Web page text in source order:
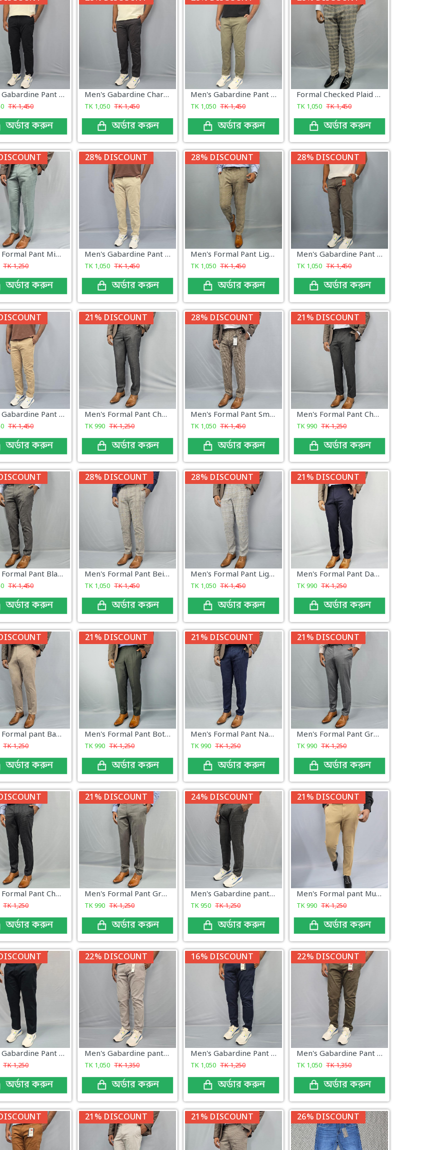
Men's Gabardine Pant Black
TK1,450
অর্ডার করুন
Men's Gabardine Charcoal Gray
TK 1,050 TK1,450
অর্ডার করুন
Men's Gabardine Pant Lite green
TK 1,050 TK1,450
অর্ডার করুন
Formal Checked Plaid Pattern
TK 1,050 TK1,450
অর্ডার করুন
Men's Formal Pant Mint Green New
TK1,250
অর্ডার করুন
28% DISCOUNT
Men's Gabardine Pant Off White Color
TK 1,050 TK1,450
অর্ডার করুন
28% DISCOUNT
Men's Formal Pant Light Grey Glen Plaid
TK 1,050 TK1,450
অর্ডার করুন
28% DISCOUNT
Men's Gabardine Pant Medium Grey
TK 1,050 TK1,450
অর্ডার করুন
Men's Gabardine Pant Brown Color
TK1,450
অর্ডার করুন
21% DISCOUNT
Men's Formal Pant Charcoal New Collection
TK990 TK1,250
অর্ডার করুন
28% DISCOUNT
Men's Formal Pant Small Check Pattern
TK 1,050 TK1,450
অর্ডার করুন
21% DISCOUNT
Men's Formal Pant Charcoal Color
TK990 TK1,250
অর্ডার করুন
Men's Formal Pant Black Ash Check
TK1,450
অর্ডার করুন
28% DISCOUNT
Men's Formal Pant Beige Grey Check
TK 1,050 TK1,450
অর্ডার করুন
28% DISCOUNT
Men's Formal Pant Light Grey Check
TK 1,050 TK1,450
অর্ডার করুন
21% DISCOUNT
Men's Formal Pant Dark Navy
TK990 TK1,250
অর্ডার করুন
Men's Formal pant Base color new
TK1,250
অর্ডার করুন
21% DISCOUNT
Men's Formal Pant Bottle green
TK990 TK1,250
অর্ডার করুন
21% DISCOUNT
Men's Formal Pant Navy design New
TK990 TK1,250
অর্ডার করুন
21% DISCOUNT
Men's Formal Pant Gray new Collection
TK990 TK1,250
অর্ডার করুন
Men's Formal Pant Check New Collection
TK1,250
অর্ডার করুন
21% DISCOUNT
Men's Formal Pant Gray New
TK990 TK1,250
অর্ডার করুন
24% DISCOUNT
Men's Gabardine pant Dark Charcoal Brown Plaid
TK950 TK1,250
অর্ডার করুন
21% DISCOUNT
Men's Formal pant Mustard Color
TK990 TK1,250
অর্ডার করুন
Men's Gabardine Pant Dark Navy
TK1,250
অর্ডার করুন
22% DISCOUNT
Men's Gabardine pant Light Ash
TK 1,050 TK1,350
অর্ডার করুন
16% DISCOUNT
Men's Gabardine Pant Navy Color
TK 1,050 TK1,250
অর্ডার করুন
22% DISCOUNT
Men's Gabardine Pant Olive Color
TK 1,050 TK1,350
অর্ডার করুন
21% DISCOUNT 21% DISCOUNT 26% DISCOUNT